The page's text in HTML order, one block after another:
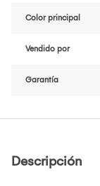
Color principal
Vendido por
Garantía
Descripción